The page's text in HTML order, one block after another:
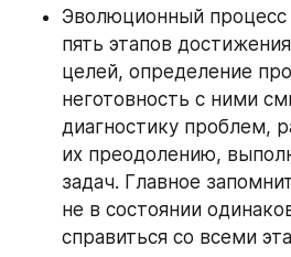
Эволюционный
пять этапов
целей, определение
неготовность с ними
диагностику проблем,
их преодолению,
задач. Главное
не в состоянии
справиться со всеми